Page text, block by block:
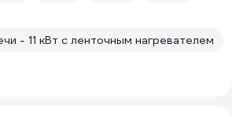
- 11 кВт с ленточным нагревателем